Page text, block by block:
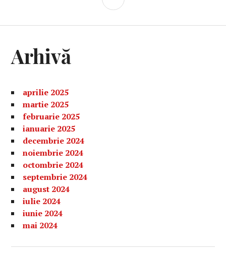
Arhivă
aprilie 2025
martie 2025
februarie 2025
ianuarie 2025
decembrie 2024
noiembrie 2024
octombrie 2024
septembrie 2024
august 2024
iulie 2024
iunie 2024
mai 2024